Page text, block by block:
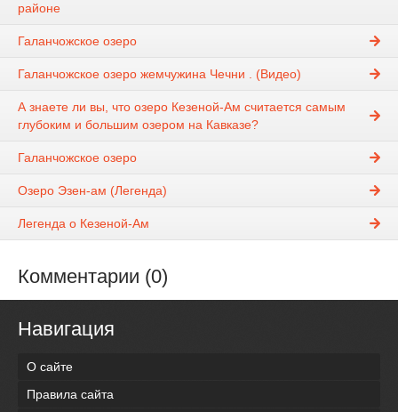
районе
​​Галанчожское озеро
Галанчожское озеро жемчужина Чечни . (Видео)
А знаете ли вы, что озеро Кезеной-Ам считается самым
глубоким и большим озером на Кавказе?
Галанчожское озеро
Озеро Эзен-ам (Легенда)
Легенда о Кезеной-Ам
Комментарии (0)
Навигация
О сайте
Правила сайта